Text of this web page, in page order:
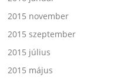
2015 november
2015 szeptember
2015 július
2015 május